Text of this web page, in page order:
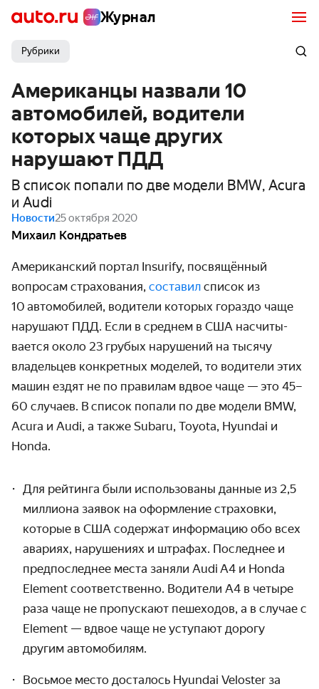
Журнал
Рубрики
Американцы назвали 10
автомобилей, водители
которых чаще других
нарушают ПДД
В список попали по две модели BMW, Acura
и Audi
Новости25 октября 2020
Михаил Кондратьев
Американский портал Insurify, посвящённый
вопросам страхо­вания, составил список из
10 авто­мобилей, водители которых гораздо чаще
нарушают ПДД. Если в среднем в США насчиты­
вается около 23 грубых нарушений на тысячу
владельцев конкретных моделей, то водители этих
машин ездят не по правилам вдвое чаще — это 45–
60 случаев. В список попали по две модели BMW,
Acura и Audi, а также Subaru, Toyota, Hyundai и
Honda.
Для рейтинга были использованы данные из 2,5
миллиона заявок на оформ­ление страховки,
которые в США содер­жат информацию обо всех
авариях, наруше­ниях и штрафах. Последнее и
предпо­следнее места заняли Audi A4 и Honda
Element соответ­ственно. Водители A4 в четыре
раза чаще не пропускают пешеходов, а в случае с
Element — вдвое чаще не уступают дорогу
другим автомобилям.
Восьмое место досталось Hyundai Veloster за